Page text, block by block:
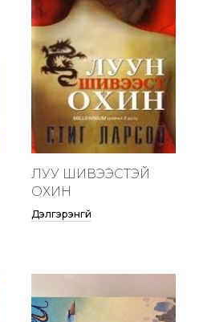
ЛУУ ШИВЭЭСТЭЙ
ОХИН
Дэлгэрэнгүй